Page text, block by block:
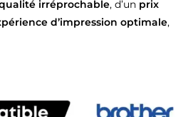
irréprochable, d’un prix
d’impression optimale,